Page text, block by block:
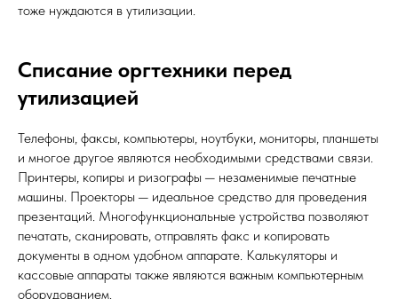
тоже нуждаются в утилизации.
Списание оргтехники перед
утилизацией
Телефоны, факсы, компьютеры, ноутбуки, мониторы, планшеты
и многое другое являются необходимыми средствами связи.
Принтеры, копиры и ризографы — незаменимые печатные
машины. Проекторы — идеальное средство для проведения
презентаций. Многофункциональные устройства позволяют
печатать, сканировать, отправлять факс и копировать
документы в одном удобном аппарате. Калькуляторы и
кассовые аппараты также являются важным компьютерным
оборудованием.